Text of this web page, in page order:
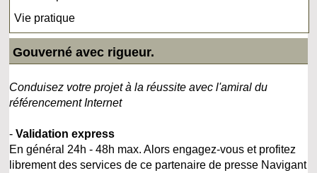
Vie pratique
Gouverné avec rigueur.
Conduisez votre projet à la réussite avec l'amiral du
référencement Internet
-Validation express
En général 24h - 48h max. Alors engagez-vous et profitez
librement des services de ce partenaire de presse Navigant